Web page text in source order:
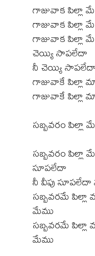
గాజువాక పిల్లా
గాజువాక పిల్లా
గాజువాక పిల్లా
చెయ్యి సాపలేదా
నీ చెయ్యి
గాజువాకే పిల్లా
గాజువాకే పిల్లా
సబ్బవరం పిల్లా
సబ్బవరం పిల్లా
సూపలేదా
నీ వీపు సూపలేదా
సబ్బవరమే పిల్లా
మేము
సబ్బవరమే పిల్లా
మేము